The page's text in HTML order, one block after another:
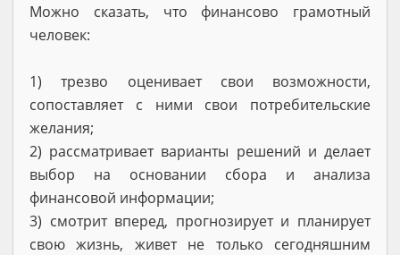
Можно сказать, что финансово грамотный
человек:
1) трезво оценивает свои возможности,
сопоставляет с ними свои потребительские
желания;
2) рассматривает варианты решений и делает
выбор на основании сбора и анализа
финансовой информации;
3) смотрит вперед, прогнозирует и планирует
свою жизнь, живет не только сегодняшним